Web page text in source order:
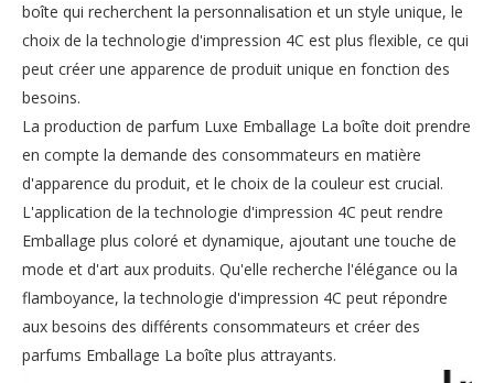
boîte qui recherchent la personnalisation et un style unique, le
choix de la technologie d'impression 4C est plus flexible, ce qui
peut créer une apparence de produit unique en fonction des
besoins.
La production de parfum Luxe Emballage La boîte doit prendre
en compte la demande des consommateurs en matière
d'apparence du produit, et le choix de la couleur est crucial.
L'application de la technologie d'impression 4C peut rendre
Emballage plus coloré et dynamique, ajoutant une touche de
mode et d'art aux produits. Qu'elle recherche l'élégance ou la
flamboyance, la technologie d'impression 4C peut répondre
aux besoins des différents consommateurs et créer des
parfums Emballage La boîte plus attrayants.